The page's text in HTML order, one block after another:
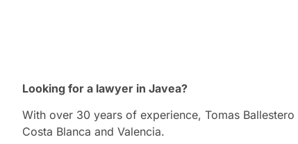
Looking for a lawyer in Javea?
With over 30 years of experience, Tomas
Costa Blanca and Valencia.